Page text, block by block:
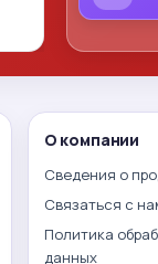
О компании
Сведения о
Связаться с
Политика
данных